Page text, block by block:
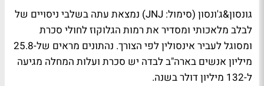
גונסון&ג'ונסון (סימול: JNJ) נמצאת עתה בשלבי ניסויים של
לבלב מלאכותי ומסדיר את רמות הגלוקוז לחולי סכרת
ומסוגל לעביר אינסולין לפי הצורך. נהתונים מראים של-25.8
מיליון אנשים בארה"ב לבדה יש סכרת ועלות המחלה מגיעה
ל-132 מיליון דולר בשנה.